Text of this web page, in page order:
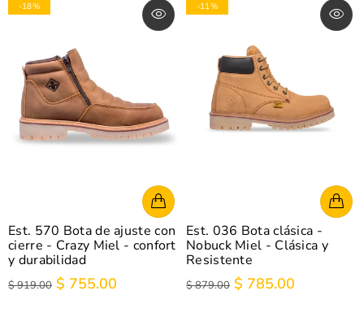
-18%
Est. 570 Bota de ajuste con
cierre - Crazy Miel - confort
y durabilidad
$ 919.00 $ 755.00
-11%
Est. 036 Bota clásica -
Nobuck Miel - Clásica y
Resistente
$ 879.00 $ 785.00